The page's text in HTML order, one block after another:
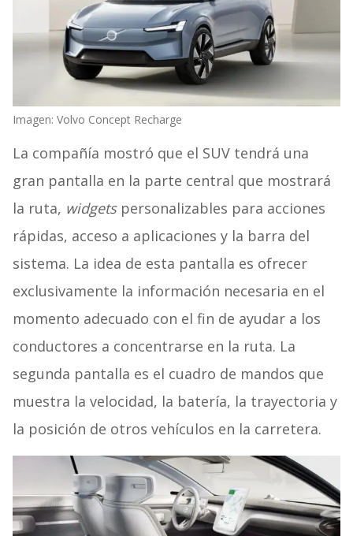
Imagen: Volvo Concept Recharge
La compañía mostró que el SUV tendrá una
gran pantalla en la parte central que mostrará
la ruta, widgets personalizables para acciones
rápidas, acceso a aplicaciones y la barra del
sistema. La idea de esta pantalla es ofrecer
exclusivamente la información necesaria en el
momento adecuado con el fin de ayudar a los
conductores a concentrarse en la ruta. La
segunda pantalla es el cuadro de mandos que
muestra la velocidad, la batería, la trayectoria y
la posición de otros vehículos en la carretera.